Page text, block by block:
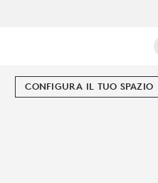
CONFIGURA IL TUO SPAZIO